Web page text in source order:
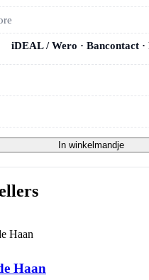
iDEAL / Wero · Bancontact ·
In winkelmandje
Haan